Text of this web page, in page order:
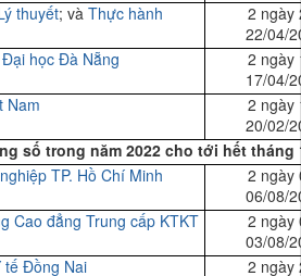
thuyết; và Thực hành
2 ngày
22/04/
học Đà Nẵng
2 ngày
17/04/
Nam
2 ngày
20/02/
số trong năm 2022 cho tới hết tháng
TP. Hồ Chí Minh
2 ngày
06/08/
Cao đẳng Trung cấp KTKT
2 ngày
03/08/
tế Đồng Nai
2 ngày